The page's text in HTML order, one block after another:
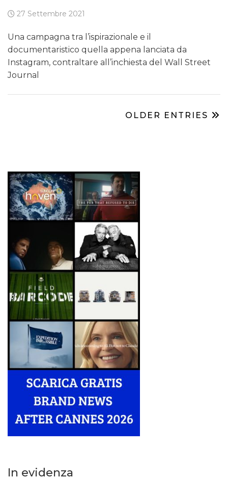
27 Settembre 2021
Una campagna tra l’ispirazionale e il
documentaristico quella appena lanciata da
Instagram, contraltare all’inchiesta del Wall Street
Journal
OLDER ENTRIES
In evidenza